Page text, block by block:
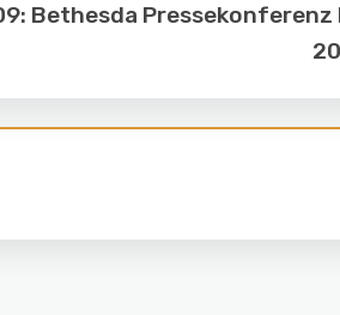
Bethesda Pressekonferenz